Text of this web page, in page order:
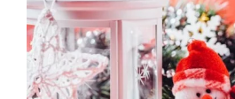
agrandie